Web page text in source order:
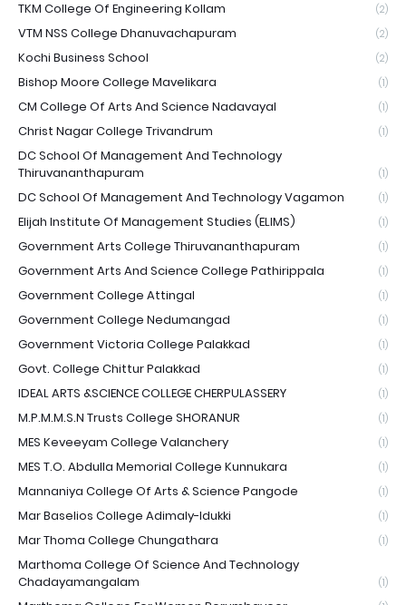
TKM College Of Engineering Kollam (2)
VTM NSS College Dhanuvachapuram (2)
Kochi Business School (2)
Bishop Moore College Mavelikara (1)
CM College Of Arts And Science Nadavayal (1)
Christ Nagar College Trivandrum (1)
DC School Of Management And Technology
Thiruvananthapuram
(1)
DC School Of Management And Technology Vagamon (1)
Elijah Institute Of Management Studies (ELIMS) (1)
Government Arts College Thiruvananthapuram (1)
Government Arts And Science College Pathirippala (1)
Government College Attingal (1)
Government College Nedumangad (1)
Government Victoria College Palakkad (1)
Govt. College Chittur Palakkad (1)
IDEAL ARTS &SCIENCE COLLEGE CHERPULASSERY (1)
M.P.M.M.S.N Trusts College SHORANUR (1)
MES Keveeyam College Valanchery (1)
MES T.O. Abdulla Memorial College Kunnukara (1)
Mannaniya College Of Arts & Science Pangode (1)
Mar Baselios College Adimaly-Idukki (1)
Mar Thoma College Chungathara (1)
Marthoma College Of Science And Technology
Chadayamangalam
(1)